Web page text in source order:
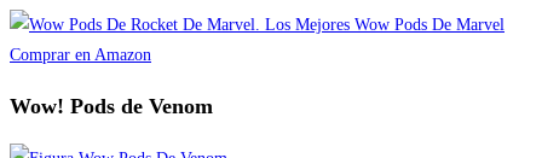
Comprar en Amazon
Wow! Pods de Venom